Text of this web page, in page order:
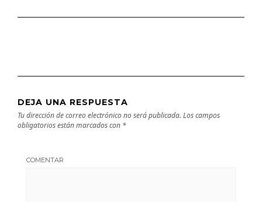
DEJA UNA RESPUESTA
Tu dirección de correo electrónico no será publicada. Los campos
obligatorios están marcados con *
COMENTAR